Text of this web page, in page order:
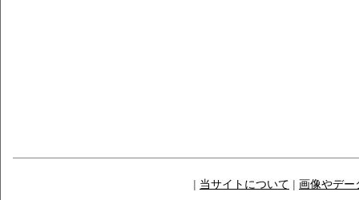
| 当サイトについて | 画像やデー